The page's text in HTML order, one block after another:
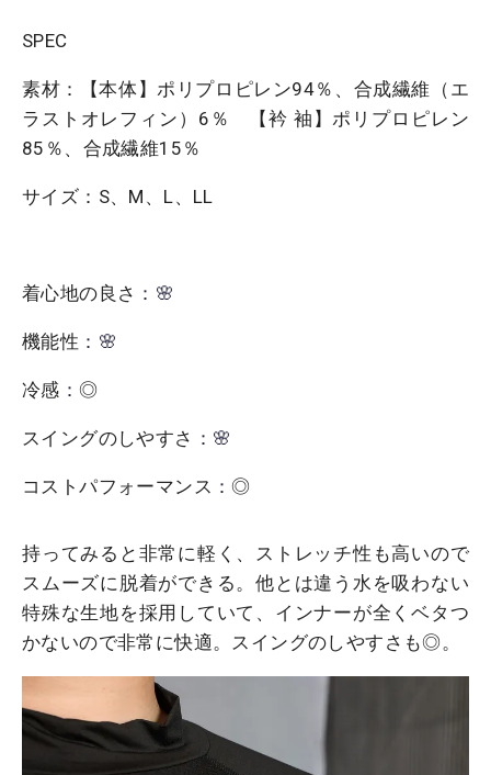
SPEC
素材：【本体】ポリプロピレン94％、合成繊維（エ
ラストオレフィン）6％ 【衿 袖】ポリプロピレン
85％、合成繊維15％
サイズ：S、M、L、LL
着心地の良さ ：🌸
機能性 ：🌸
冷感 ：◎
スイングのしやすさ ：🌸
コストパフォーマンス ：◎
持ってみると非常に軽く、ストレッチ性も高いので
スムーズに脱着ができる。他とは違う水を吸わない
特殊な生地を採用していて、インナーが全くベタつ
かないので非常に快適。スイングのしやすさも◎。